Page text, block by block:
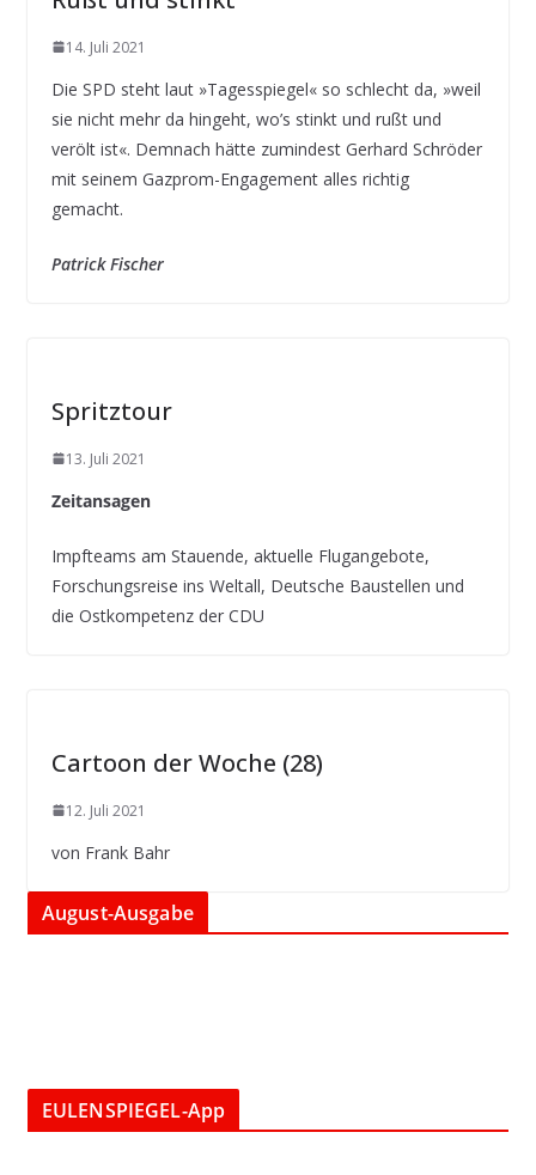
14. Juli 2021
Die SPD steht laut »Tagesspiegel« so schlecht da, »weil
sie nicht mehr da hingeht, wo’s stinkt und rußt und
verölt ist«. Demnach hätte zumindest Gerhard Schröder
mit seinem Gazprom-Engagement alles richtig
gemacht.
Patrick Fischer
Spritztour
13. Juli 2021
Zeitansagen
Impfteams am Stauende, aktuelle Flugangebote,
Forschungsreise ins Weltall, Deutsche Baustellen und
die Ostkompetenz der CDU
Cartoon der Woche (28)
12. Juli 2021
von Frank Bahr
August-Ausgabe
EULENSPIEGEL-App